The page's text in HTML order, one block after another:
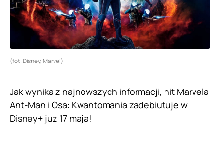
(fot. Disney, Marvel)
Jak wynika z najnowszych informacji, hit Marvela
Ant-Man i Osa: Kwantomania zadebiutuje w
Disney+ już 17 maja!